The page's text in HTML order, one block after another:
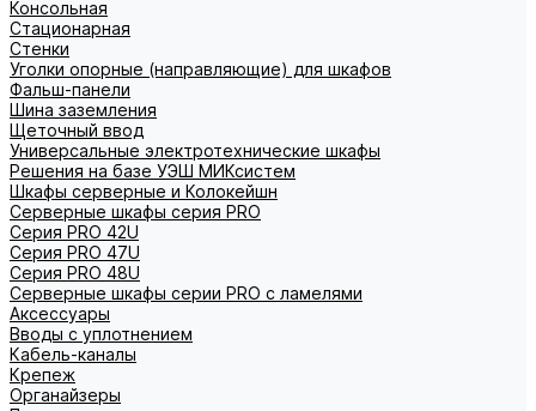
Консольная
Стационарная
Стенки
Уголки опорные (направляющие) для шкафов
Фальш-панели
Шина заземления
Щеточный ввод
Универсальные электротехнические шкафы
Решения на базе УЭШ МИКсистем
Шкафы серверные и Колокейшн
Серверные шкафы серия PRO
Серия PRO 42U
Серия PRO 47U
Серия PRO 48U
Серверные шкафы серии PRO с ламелями
Аксессуары
Вводы с уплотнением
Кабель-каналы
Крепеж
Органайзеры